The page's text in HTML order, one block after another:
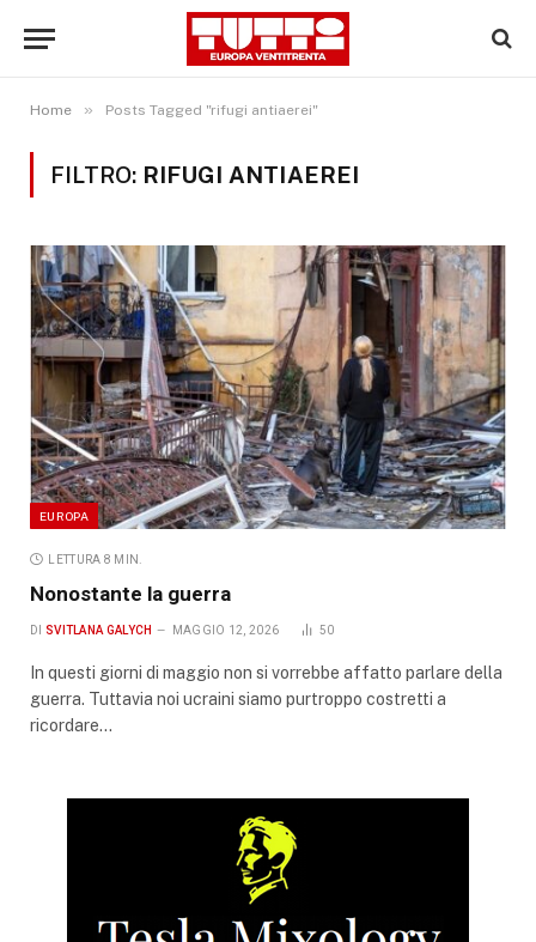
Home » Posts Tagged "rifugi antiaerei"
FILTRO: RIFUGI ANTIAEREI
EUROPA
LETTURA 8 MIN.
Nonostante la guerra
DI SVITLANA GALYCH MAGGIO 12, 2026 50
In questi giorni di maggio non si vorrebbe affatto parlare della
guerra. Tuttavia noi ucraini siamo purtroppo costretti a
ricordare…